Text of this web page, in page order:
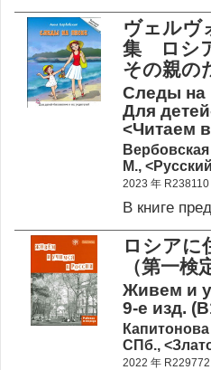
ヴェル
集 ロシ
その親
Следы на
Для
<Читаем
М.,
2023 年 R238110
В книге
ロシア
（第一検
Живем и
9-е изд.
СПб.,
2022 年 R229772